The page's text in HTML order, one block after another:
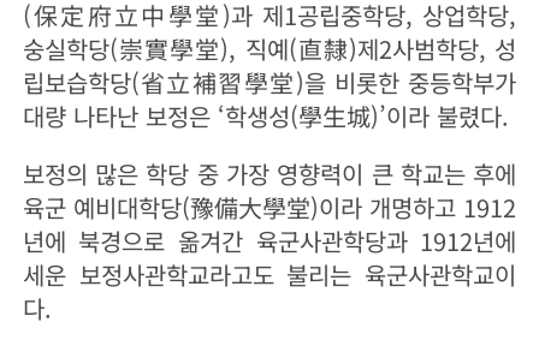
(保定府立中學堂)과 제1공립중학당, 상업학당,
숭실학당(崇實學堂), 직예(直隸)제2사범학당, 성
립보습학당(省立補習學堂)을 비롯한 중등학부가
대량 나타난 보정은 ‘학생성(學生城)’이라 불렸다.
보정의 많은 학당 중 가장 영향력이 큰 학교는 후에
육군 예비대학당(豫備大學堂)이라 개명하고 1912
년에 북경으로 옮겨간 육군사관학당과 1912년에
세운 보정사관학교라고도 불리는 육군사관학교이
다.